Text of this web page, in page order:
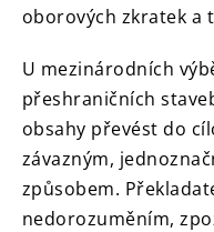
oborových zkratek a
U mezinárodních
přeshraničních
obsahy převést do
závazným,
způsobem.
nedorozuměním,